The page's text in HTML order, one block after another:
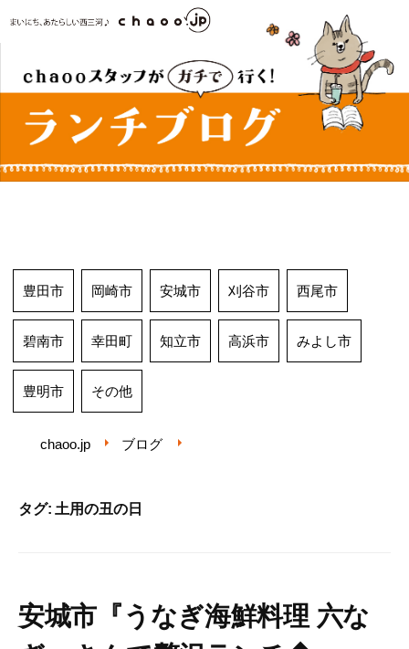
キ
豊田市 岡崎市 安城市 刈谷市 西尾市
碧南市 幸田町 知立市 高浜市 みよし市
豊明市 その他
chaoo.jp ブログ
タグ: 土用の丑の日
安城市『うなぎ海鮮料理 六な